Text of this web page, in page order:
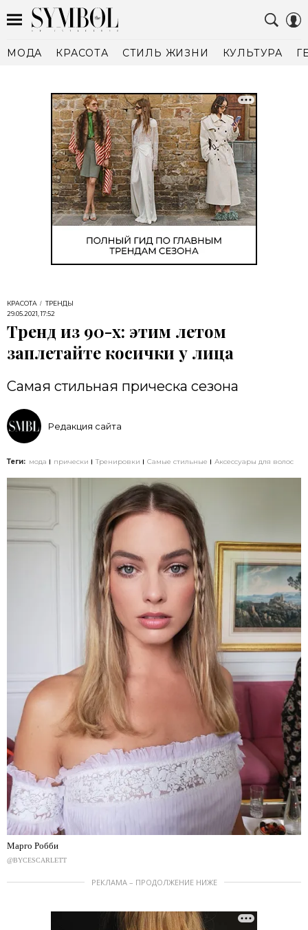
МОДА КРАСОТА СТИЛЬ ЖИЗНИ КУЛЬТУРА
КРАСОТА
ТРЕНДЫ
29.05.2021, 17:52
Тренд из 90-х: этим летом
заплетайте косички у лица
Самая стильная прическа сезона
Редакция сайта
Теги: мода прически Тренировки Самые стильные Аксессуары для волос
Марго Робби
@BYCESCARLETT
РЕКЛАМА – ПРОДОЛЖЕНИЕ НИЖЕ